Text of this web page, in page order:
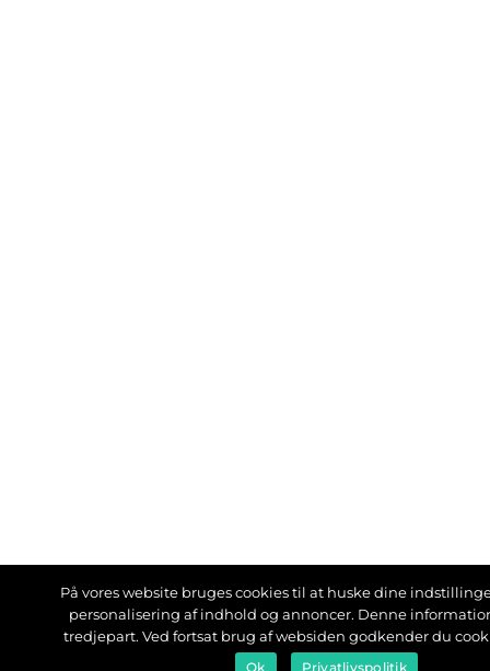
På vores website bruges cookies til at huske dine
personalisering af indhold og annoncer. Denne
tredjepart. Ved fortsat brug af websiden godkender du
Ok Privatlivspolitik